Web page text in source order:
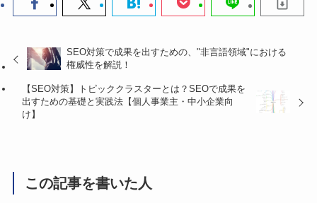
SEO対策で成果を出すための、"非言語領域"における
権威性を解説！
【SEO対策】トピッククラスターとは？SEOで成果を
出すための基礎と実践法【個人事業主・中小企業向
け】
この記事を書いた人